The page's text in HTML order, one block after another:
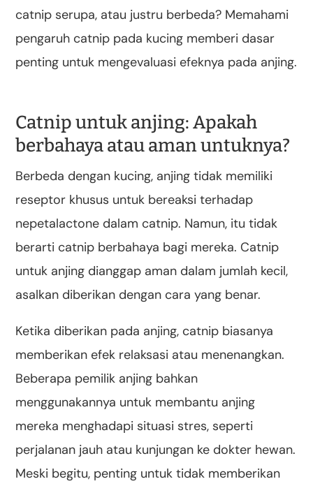
catnip serupa, atau justru berbeda? Memahami
pengaruh catnip pada kucing memberi dasar
penting untuk mengevaluasi efeknya pada anjing.
Catnip untuk anjing: Apakah
berbahaya atau aman untuknya?
Berbeda dengan kucing, anjing tidak memiliki
reseptor khusus untuk bereaksi terhadap
nepetalactone dalam catnip. Namun, itu tidak
berarti catnip berbahaya bagi mereka. Catnip
untuk anjing dianggap aman dalam jumlah kecil,
asalkan diberikan dengan cara yang benar.
Ketika diberikan pada anjing, catnip biasanya
memberikan efek relaksasi atau menenangkan.
Beberapa pemilik anjing bahkan
menggunakannya untuk membantu anjing
mereka menghadapi situasi stres, seperti
perjalanan jauh atau kunjungan ke dokter hewan.
Meski begitu, penting untuk tidak memberikan